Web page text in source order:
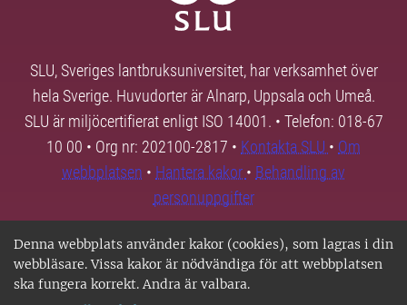
Denna webbplats använder kakor (cookies), som lagras i din
webbläsare. Vissa kakor är nödvändiga för att webbplatsen
ska fungera korrekt. Andra är valbara.
SLU, Sveriges lantbruksuniversitet, har verksamhet över
hela Sverige. Huvudorter är Alnarp, Uppsala och Umeå.
SLU är miljöcertifierat enligt ISO 14001. • Telefon: 018-67
10 00 • Org nr: 202100-2817 • Kontakta SLU • Om
webbplatsen • Hantera kakor • Behandling av
personuppgifter